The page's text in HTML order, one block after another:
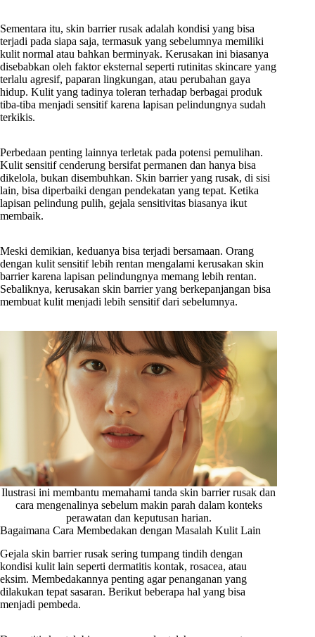
Sementara itu, skin barrier rusak adalah kondisi yang bisa
terjadi pada siapa saja, termasuk yang sebelumnya memiliki
kulit normal atau bahkan berminyak. Kerusakan ini biasanya
disebabkan oleh faktor eksternal seperti rutinitas skincare yang
terlalu agresif, paparan lingkungan, atau perubahan gaya
hidup. Kulit yang tadinya toleran terhadap berbagai produk
tiba-tiba menjadi sensitif karena lapisan pelindungnya sudah
terkikis.
Perbedaan penting lainnya terletak pada potensi pemulihan.
Kulit sensitif cenderung bersifat permanen dan hanya bisa
dikelola, bukan disembuhkan. Skin barrier yang rusak, di sisi
lain, bisa diperbaiki dengan pendekatan yang tepat. Ketika
lapisan pelindung pulih, gejala sensitivitas biasanya ikut
membaik.
Meski demikian, keduanya bisa terjadi bersamaan. Orang
dengan kulit sensitif lebih rentan mengalami kerusakan skin
barrier karena lapisan pelindungnya memang lebih rentan.
Sebaliknya, kerusakan skin barrier yang berkepanjangan bisa
membuat kulit menjadi lebih sensitif dari sebelumnya.
Ilustrasi ini membantu memahami tanda skin barrier rusak dan
cara mengenalinya sebelum makin parah dalam konteks
perawatan dan keputusan harian.
Bagaimana Cara Membedakan dengan Masalah Kulit Lain
Gejala skin barrier rusak sering tumpang tindih dengan
kondisi kulit lain seperti dermatitis kontak, rosacea, atau
eksim. Membedakannya penting agar penanganan yang
dilakukan tepat sasaran. Berikut beberapa hal yang bisa
menjadi pembeda.